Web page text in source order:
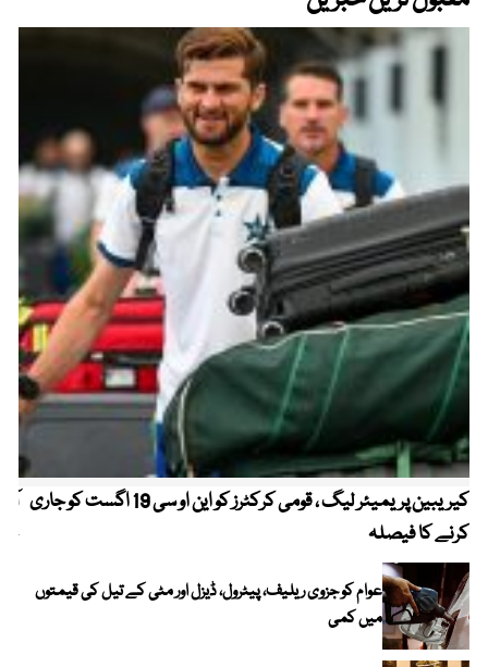
کیریبین پریمیئر لیگ ، قومی کرکٹرز کو این او سی 19 اگست کو جاری
کرنے کا فیصلہ
عوام کو جزوی ریلیف، پیٹرول، ڈیزل اور مٹی کے تیل کی قیمتوں
میں کمی